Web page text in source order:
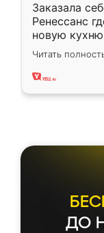
Заказала
Ренессанс
новую
вполне
два года,
Читать
ДО